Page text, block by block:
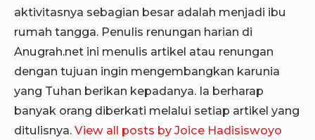
aktivitasnya sebagian besar adalah menjadi ibu
rumah tangga. Penulis renungan harian di
Anugrah.net ini menulis artikel atau renungan
dengan tujuan ingin mengembangkan karunia
yang Tuhan berikan kepadanya. Ia berharap
banyak orang diberkati melalui setiap artikel yang
ditulisnya. View all posts by Joice Hadisiswoyo